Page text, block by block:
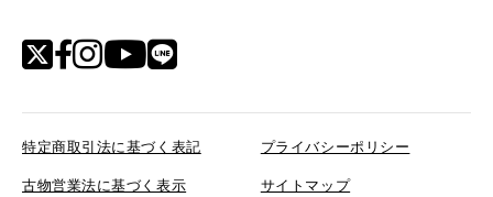
リクルート
特定商取引法に基づく表記 プライバシーポリシー
古物営業法に基づく表示 サイトマップ